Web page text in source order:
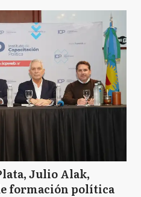
Julio Alak,
formación política